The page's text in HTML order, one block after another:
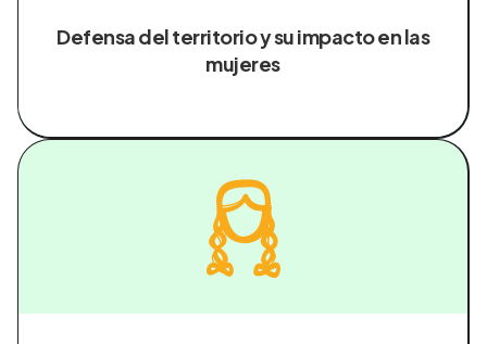
Defensa del territorio y su impacto en las
mujeres